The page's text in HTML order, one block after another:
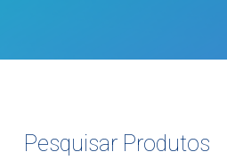
Pesquisar Produtos